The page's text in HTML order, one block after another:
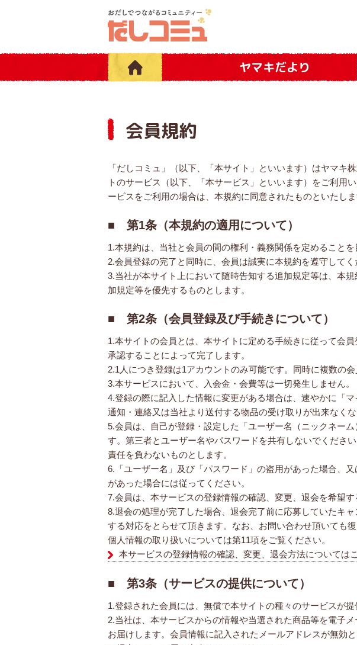
ヤマキだより
会員規約
「だしコミュ」（以下、「本サイト」といいます）はヤマ
トのサービス（以下、「本サービス」といいます）をご利用
ービスをご利用の場合は、本規約に同意されたものといたしま
■ 第1条（本規約の適用について）
1.本規約は、当社と会員の間の権利・義務関係を定めることを
2.会員登録の完了と同時に、会員は誠実に本規約を遵守してく
3.当社が本サイト上において随時告知する追加規定等は、本
加規定等を優先するものとします。
■ 第2条（会員登録及び手続きについて）
1.本サイトの会員とは、本サイトに定める手続きに従って会
承認することによって完了します。
2.1人につき登録は1アカウントのみ可能です。同時に複数の
3.本サービスにおいて、入会金・会費等は一切発生しません。
4.登録の際に記入した情報に変更がある場合は、速やかに「
通知・連絡又は当社より送付する物品の受け取りが出来なくな
5.会員は、自己が登録・設定した「ユーザー名（ニックネー
す。第三者とユーザー名やパスワードを共有しないでくださ
責任を負わないものとします。
6.「ユーザー名」及び「パスワード」の盗用があった場合、
があった場合には従ってください。
7.会員は、本サービスの登録情報の確認、変更、退会を希望
8.退会の処理が完了した場合、退会完了前に応募していたキ
する対応をとらせて頂きます。なお、お問い合わせ頂いても復
個人情報の取り扱いについては第11項をご覧ください。
本サービスの登録情報の確認、変更、退会方法については
■ 第3条（サービスの提供について）
1.登録された会員には、無償で本サイトの種々のサービスが
2.当社は、本サービスからの情報や当選された商品等を電子
お届けします。会員情報に記入されたメールアドレスが無効